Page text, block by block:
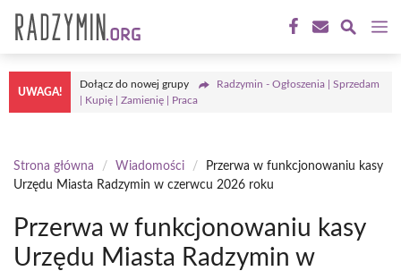
treści
UWAGA!
Dołącz do nowej grupy
Radzymin - Ogłoszenia | Sprzedam
| Kupię | Zamienię | Praca
Strona główna / Wiadomości /
Przerwa w funkcjonowaniu kasy
Urzędu Miasta Radzymin w czerwcu 2026 roku
Przerwa w funkcjonowaniu kasy
Urzędu Miasta Radzymin w